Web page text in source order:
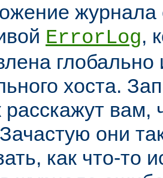
журнала
ErrorLog,
хоста.
вам,
они
как что-то